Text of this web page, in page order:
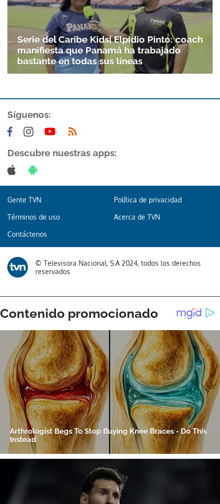
Gracias por suscribirte a nuestro boletín.
Serie del Caribe Kids| Elpidio Pinto: coach
manifiesta que Panamá ha trabajado
bastante en todas sus líneas
Síguenos:
Descubre nuestras apps:
Gente TVN Política de privacidad
Términos de uso Acerca de TVN
Contáctenos
© Televisora Nacional, S.A 2024, todos los derechos
reservados